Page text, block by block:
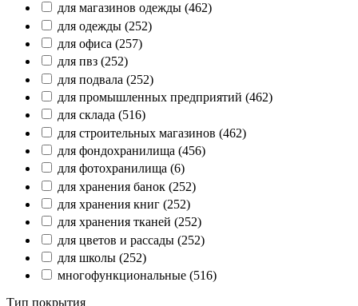
для магазинов одежды (462)
для одежды (252)
для офиса (257)
для пвз (252)
для подвала (252)
для промышленных предприятий (462)
для склада (516)
для строительных магазинов (462)
для фондохранилища (456)
для фотохранилища (6)
для хранения банок (252)
для хранения книг (252)
для хранения тканей (252)
для цветов и рассады (252)
для школы (252)
многофункциональные (516)
Тип покрытия